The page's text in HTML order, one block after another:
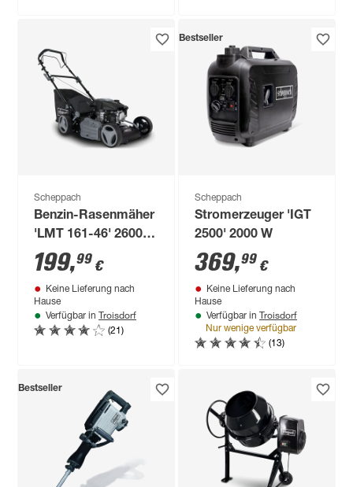
Scheppach
Benzin-Rasenmäher
'LMT 161-46' 2600 W
1000 m² mit
Radantrieb
199,99 €
Keine Lieferung nach
Hause
Verfügbar in Troisdorf
(21)
Bestseller
Scheppach
Stromerzeuger 'IGT
2500' 2000 W
369,99 €
Keine Lieferung nach
Hause
Verfügbar in Troisdorf
Nur wenige verfügbar
(13)
Bestseller